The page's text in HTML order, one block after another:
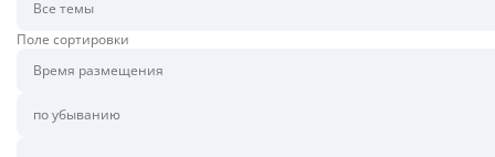
Поле сортировки